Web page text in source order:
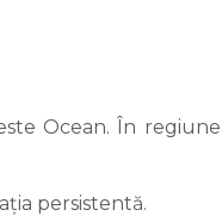
Ocean. În
persistentă.